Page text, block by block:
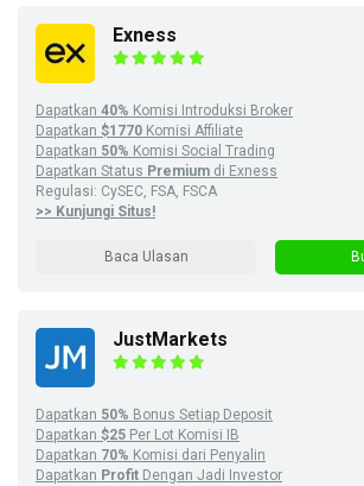
Exness
Dapatkan 40% Komisi Introduksi Broker
Dapatkan $1770 Komisi Affiliate
Dapatkan 50% Komisi Social Trading
Dapatkan Status Premium di Exness
Regulasi: CySEC, FSA, FSCA
>> Kunjungi Situs!
Baca Ulasan
JustMarkets
Dapatkan 50% Bonus Setiap Deposit
Dapatkan $25 Per Lot Komisi IB
Dapatkan 70% Komisi dari Penyalin
Dapatkan Profit Dengan Jadi Investor